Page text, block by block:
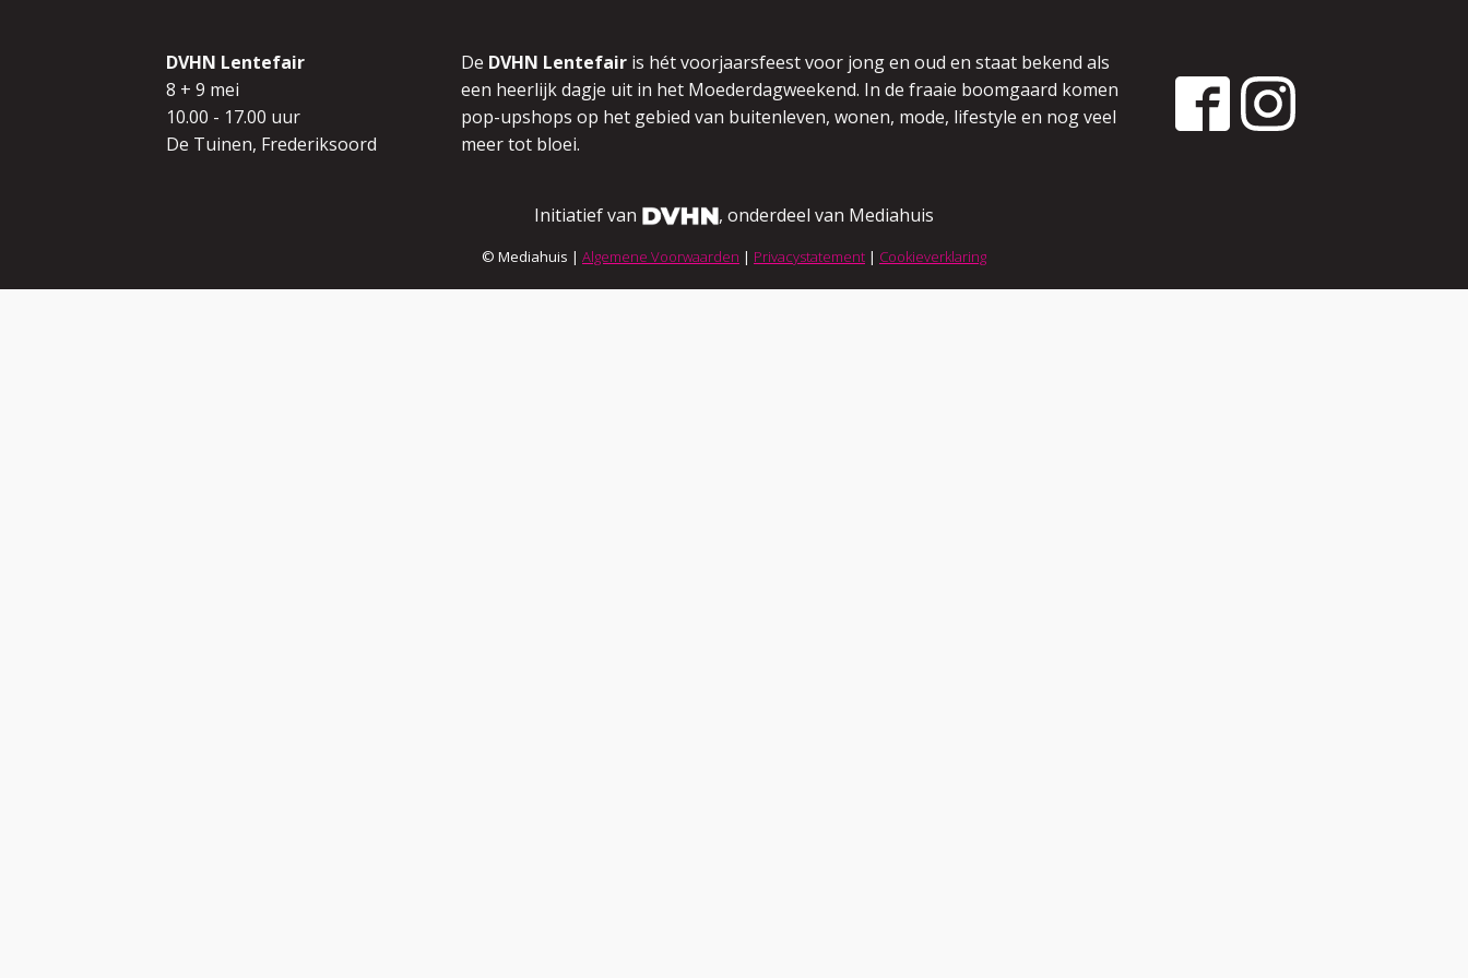
DVHN Lentefair
8 + 9 mei
10.00 - 17.00 uur
De Tuinen, Frederiksoord
De DVHN Lentefair is hét voorjaarsfeest voor jong en oud en staat bekend als
een heerlijk dagje uit in het Moederdagweekend. In de fraaie boomgaard komen
pop-upshops op het gebied van buitenleven, wonen, mode, lifestyle en nog veel
meer tot bloei.
Initiatief van , onderdeel van Mediahuis
© Mediahuis | Algemene Voorwaarden | Privacystatement | Cookieverklaring